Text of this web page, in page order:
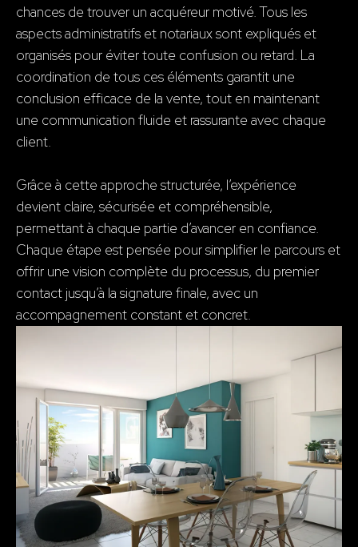
chances de trouver un acquéreur motivé. Tous les
aspects administratifs et notariaux sont expliqués et
organisés pour éviter toute confusion ou retard. La
coordination de tous ces éléments garantit une
conclusion efficace de la vente, tout en maintenant
une communication fluide et rassurante avec chaque
client.
Grâce à cette approche structurée, l’expérience
devient claire, sécurisée et compréhensible,
permettant à chaque partie d’avancer en confiance.
Chaque étape est pensée pour simplifier le parcours et
offrir une vision complète du processus, du premier
contact jusqu’à la signature finale, avec un
accompagnement constant et concret.